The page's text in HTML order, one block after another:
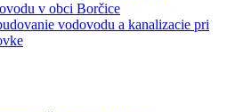
v obci Borčice
vodovodu a kanalizacie pri